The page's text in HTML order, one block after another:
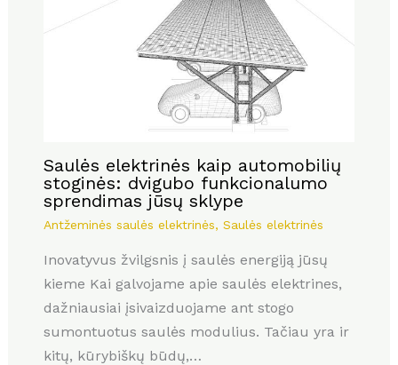
Saulės elektrinės kaip automobilių
stoginės: dvigubo funkcionalumo
sprendimas jūsų sklype
Antžeminės saulės elektrinės, Saulės elektrinės
Inovatyvus žvilgsnis į saulės energiją jūsų
kieme Kai galvojame apie saulės elektrines,
dažniausiai įsivaizduojame ant stogo
sumontuotus saulės modulius. Tačiau yra ir
kitų, kūrybiškų būdų,…